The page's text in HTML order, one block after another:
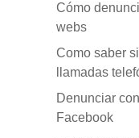
Cómo
webs
Como saber
llamadas
Denunciar
Facebook